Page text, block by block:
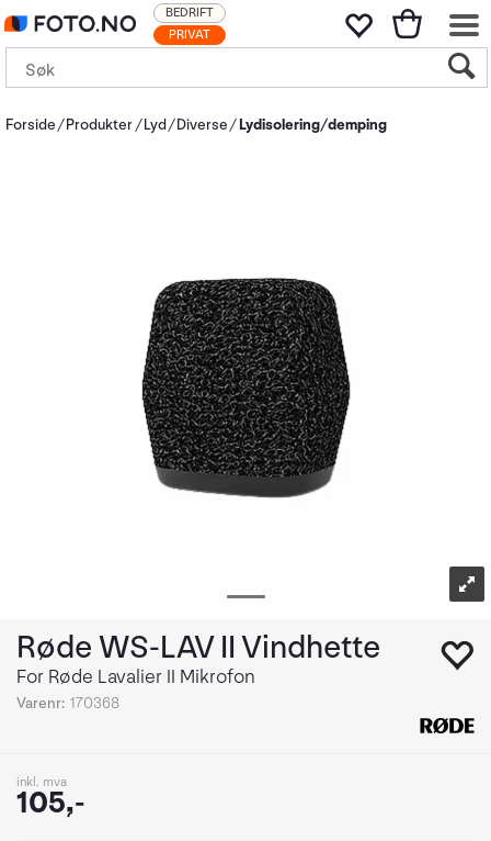
PRIVAT
BEDRIFT
Forside Produkter Lyd Diverse Lydisolering/demping
Røde WS-LAV II Vindhette
For Røde Lavalier II Mikrofon
Varenr: 170368
inkl. mva
105,-